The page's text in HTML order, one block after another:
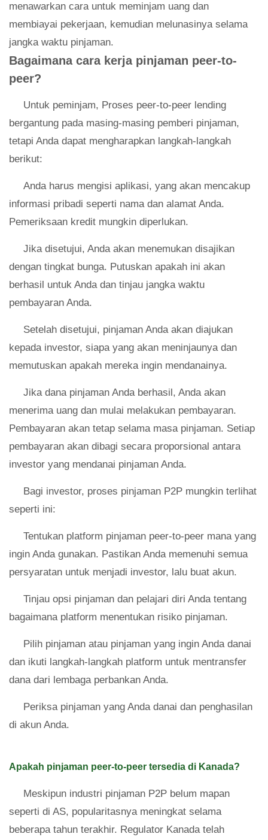
menawarkan cara untuk meminjam uang dan
membiayai pekerjaan, kemudian melunasinya selama
jangka waktu pinjaman.
Bagaimana cara kerja pinjaman peer-to-
peer?
Untuk peminjam, Proses peer-to-peer lending
bergantung pada masing-masing pemberi pinjaman,
tetapi Anda dapat mengharapkan langkah-langkah
berikut:
Anda harus mengisi aplikasi, yang akan mencakup
informasi pribadi seperti nama dan alamat Anda.
Pemeriksaan kredit mungkin diperlukan.
Jika disetujui, Anda akan menemukan disajikan
dengan tingkat bunga. Putuskan apakah ini akan
berhasil untuk Anda dan tinjau jangka waktu
pembayaran Anda.
Setelah disetujui, pinjaman Anda akan diajukan
kepada investor, siapa yang akan meninjaunya dan
memutuskan apakah mereka ingin mendanainya.
Jika dana pinjaman Anda berhasil, Anda akan
menerima uang dan mulai melakukan pembayaran.
Pembayaran akan tetap selama masa pinjaman. Setiap
pembayaran akan dibagi secara proporsional antara
investor yang mendanai pinjaman Anda.
Bagi investor, proses pinjaman P2P mungkin terlihat
seperti ini:
Tentukan platform pinjaman peer-to-peer mana yang
ingin Anda gunakan. Pastikan Anda memenuhi semua
persyaratan untuk menjadi investor, lalu buat akun.
Tinjau opsi pinjaman dan pelajari diri Anda tentang
bagaimana platform menentukan risiko pinjaman.
Pilih pinjaman atau pinjaman yang ingin Anda danai
dan ikuti langkah-langkah platform untuk mentransfer
dana dari lembaga perbankan Anda.
Periksa pinjaman yang Anda danai dan penghasilan
di akun Anda.
Apakah pinjaman peer-to-peer tersedia di Kanada?
Meskipun industri pinjaman P2P belum mapan
seperti di AS, popularitasnya meningkat selama
beberapa tahun terakhir. Regulator Kanada telah